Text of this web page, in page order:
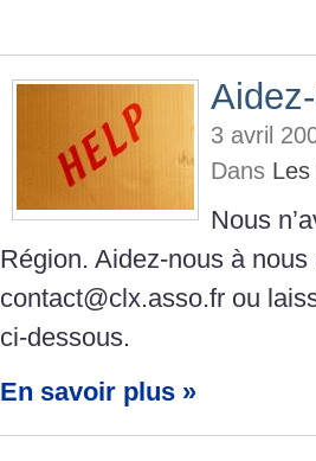
3 avril
Dans
Nous
Région. Aidez-nous à
contact@clx.asso.fr ou
ci-dessous.
En savoir plus »